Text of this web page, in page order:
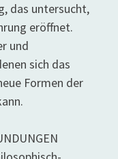
das untersucht,
eröffnet.
und
sich das
Formen der